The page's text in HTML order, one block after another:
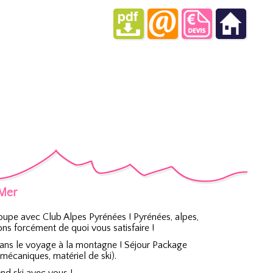
avec Club Alpes Pyrénées ! Pyrénées, alpes,
forcément de quoi vous satisfaire !
le voyage à la montagne ! Séjour Package
matériel de ski).